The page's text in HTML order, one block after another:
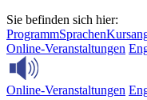
Sie befinden sich hier:
ProgrammSprachen
Online-Veranstaltungen
Online-Veranstaltungen